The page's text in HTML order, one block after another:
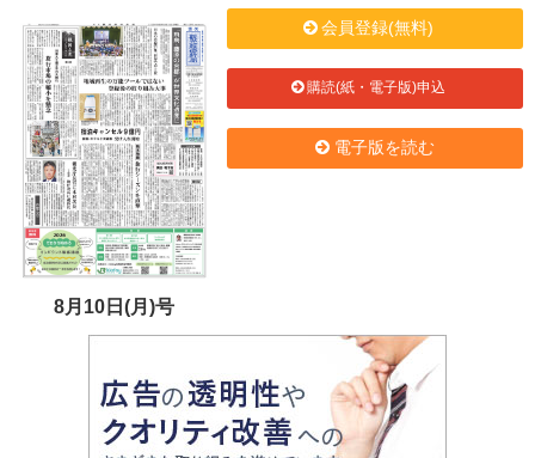
8月10日(月)号
会員登録(無料)
購読(紙・電子版)申込
電子版を読む